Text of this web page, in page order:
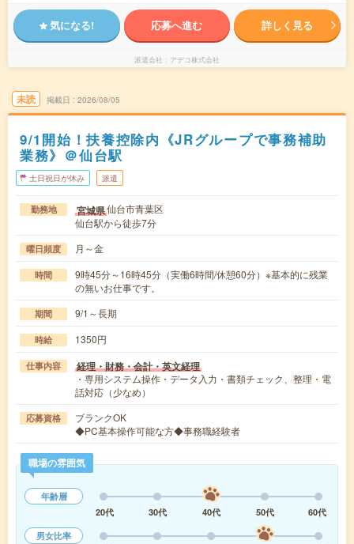
気になる! 応募へ進む 詳しく見る
派遣会社 アデコ株式会社
未読 掲載日 2026/08/05
9/1開始！扶養控除内《JRグループで事務補助
業務》＠仙台駅
土日祝日が休み 派遣
勤務地 宮城県仙台市青葉区
仙台駅から徒歩7分
曜日頻度 月～金
時間
9時45分～16時45分（実働6時間/休憩60分）※基本的に残業
の無いお仕事です。
期間 9/1～長期
時給 1350円
仕事内容 経理・財務・会計・英文経理
・専用システム操作・データ入力・書類チェック、整理・電
話対応（少なめ）
応募資格
ブランクOK
◆PC基本操作可能な方◆事務職経験者
職場の雰囲気
年齢層
20代
30代 40代 50代
60代
男女比率